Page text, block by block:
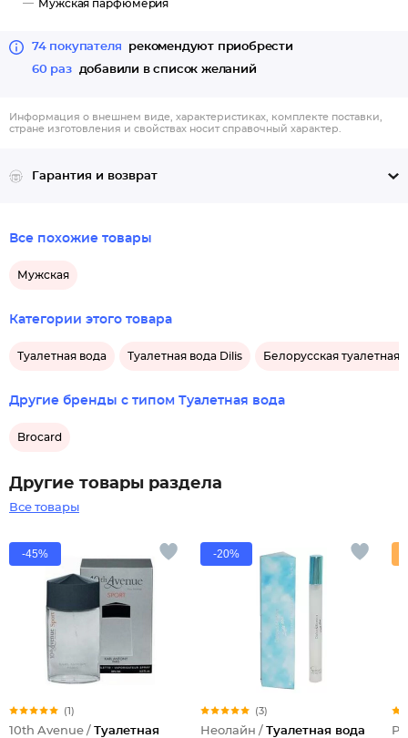
Мужская парфюмерия
74 покупателя
рекомендуют приобрести
60 раз
добавили в список желаний
Информация о внешнем виде, характеристиках, комплекте поставки,
стране изготовления и свойствах носит справочный характер.
Гарантия и возврат
Все похожие товары
Мужская
Категории этого товара
Туалетная вода Туалетная вода Dilis Белорусская туалетная
Другие бренды с типом Туалетная вода
Brocard
Другие товары раздела
Все товары
-45%
(1)
10th Avenue / Туалетная
-20%
(3)
Неолайн / Туалетная вода